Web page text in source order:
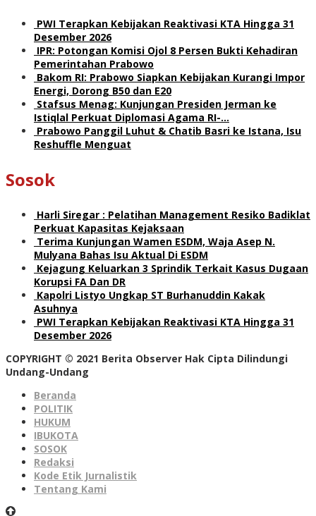
PWI Terapkan Kebijakan Reaktivasi KTA Hingga 31
Desember 2026
IPR: Potongan Komisi Ojol 8 Persen Bukti Kehadiran
Pemerintahan Prabowo
Bakom RI: Prabowo Siapkan Kebijakan Kurangi Impor
Energi, Dorong B50 dan E20
Stafsus Menag: Kunjungan Presiden Jerman ke
Istiqlal Perkuat Diplomasi Agama RI-…
Prabowo Panggil Luhut & Chatib Basri ke Istana, Isu
Reshuffle Menguat
Sosok
Harli Siregar : Pelatihan Management Resiko Badiklat
Perkuat Kapasitas Kejaksaan
Terima Kunjungan Wamen ESDM, Waja Asep N.
Mulyana Bahas Isu Aktual Di ESDM
Kejagung Keluarkan 3 Sprindik Terkait Kasus Dugaan
Korupsi FA Dan DR
Kapolri Listyo Ungkap ST Burhanuddin Kakak
Asuhnya
PWI Terapkan Kebijakan Reaktivasi KTA Hingga 31
Desember 2026
COPYRIGHT © 2021 Berita Observer Hak Cipta Dilindungi
Undang-Undang
Beranda
POLITIK
HUKUM
IBUKOTA
SOSOK
Redaksi
Kode Etik Jurnalistik
Tentang Kami